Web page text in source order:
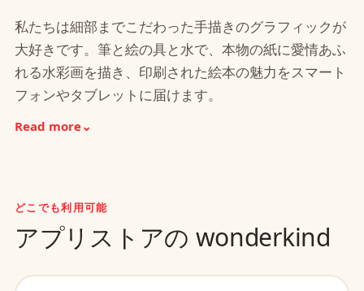
私たちは細部までこだわった手描きのグラフィックが
大好きです。筆と絵の具と水で、本物の紙に愛情あふ
れる水彩画を描き、印刷された絵本の魅力をスマート
フォンやタブレットに届けます。
Read more⌄
どこでも利用可能
アプリストアの wonderkind